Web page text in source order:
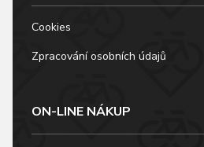
Cookies
Zpracování osobních údajů
ON-LINE NÁKUP